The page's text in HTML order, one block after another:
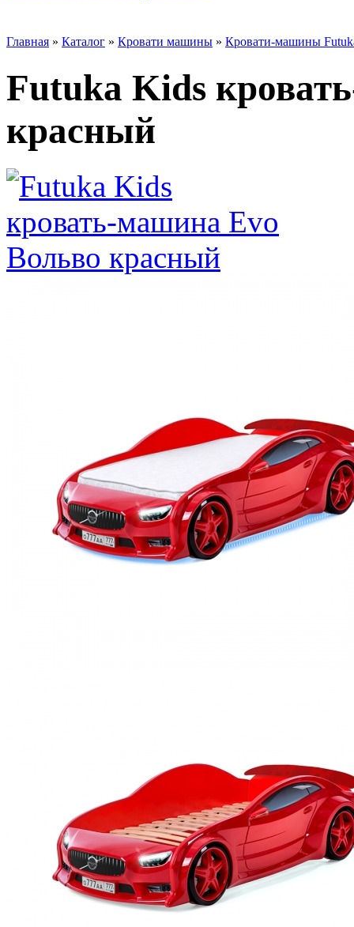
Главная » Каталог » Кровати машины » Кровати-машины
Futuka Kids
красный